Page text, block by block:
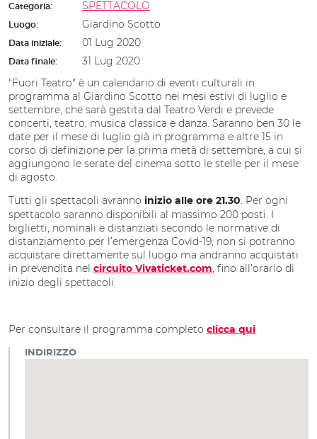
Categoria: SPETTACOLO
Luogo: Giardino Scotto
Data iniziale: 01 Lug 2020
Data finale:
31 Lug 2020
"Fuori Teatro" è un calendario di eventi culturali in
programma al Giardino Scotto nei mesi estivi di luglio e
settembre, che sarà gestita dal Teatro Verdi e prevede
concerti, teatro, musica classica e danza. Saranno ben 30 le
date per il mese di luglio già in programma e altre 15 in
corso di definizione per la prima metà di settembre, a cui si
aggiungono le serate del cinema sotto le stelle per il mese
di agosto.
Tutti gli spettacoli avranno inizio alle ore 21.30. Per ogni
spettacolo saranno disponibili al massimo 200 posti. I
biglietti, nominali e distanziati secondo le normative di
distanziamento per l’emergenza Covid-19, non si potranno
acquistare direttamente sul luogo ma andranno acquistati
in prevendita nel circuito Vivaticket.com, fino all’orario di
inizio degli spettacoli.
Per consultare il programma completo clicca qui
INDIRIZZO